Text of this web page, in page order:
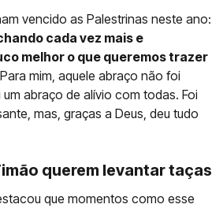
vencido as Palestrinas neste ano:
cada vez mais e
melhor o que queremos trazer
Para mim, aquele abraço não foi
abraço de alívio com todas. Foi
mas, graças a Deus, deu tudo
querem levantar taças
que momentos como esse